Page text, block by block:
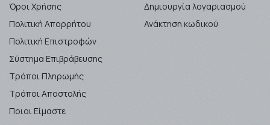
Όροι Χρήσης
Πολιτική Απορρήτου
Πολιτική Επιστροφών
Σύστημα Επιβράβευσης
Τρόποι Πληρωμής
Τρόποι Αποστολής
Ποιοι Είμαστε
Δημιουργία λογαριασμού
Ανάκτηση κωδικού